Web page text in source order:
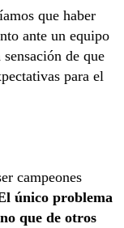
que haber
ante un equipo
de que
para el
campeones
único problema
que de otros